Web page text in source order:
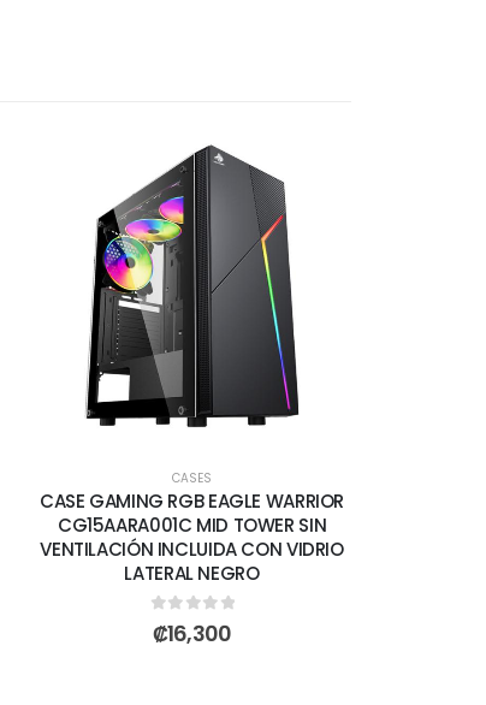
CASES
CASE GAMING RGB EAGLE WARRIOR
CG15AARA001C MID TOWER SIN
VENTILACIÓN INCLUIDA CON VIDRIO
LATERAL NEGRO
0out of 5
₡16,300